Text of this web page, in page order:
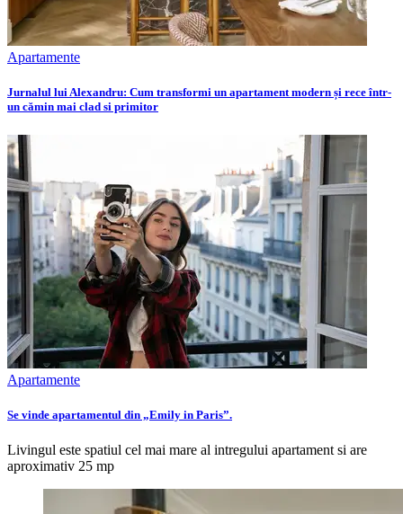
Apartamente
Jurnalul lui Alexandru: Cum transformi un apartament modern și rece într-
un cămin mai clad si primitor
Apartamente
Se vinde apartamentul din „Emily in Paris”.
Livingul este spatiul cel mai mare al intregului apartament si are
aproximativ 25 mp